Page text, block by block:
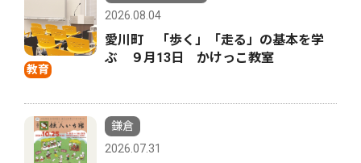
教育
2026.08.04
愛川町 「歩く」「走る」の基本を学
ぶ ９月13日 かけっこ教室
鎌倉
2026.07.31